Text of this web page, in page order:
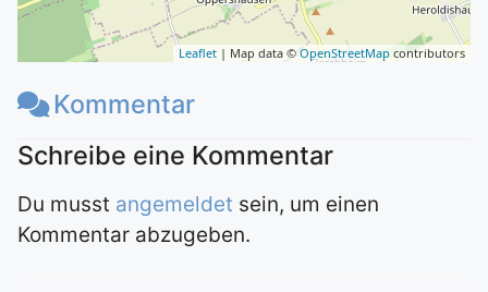
Leaflet | Map data © OpenStreetMap contributors
Kommentar
Du musst angemeldet sein, um einen
Kommentar abzugeben.